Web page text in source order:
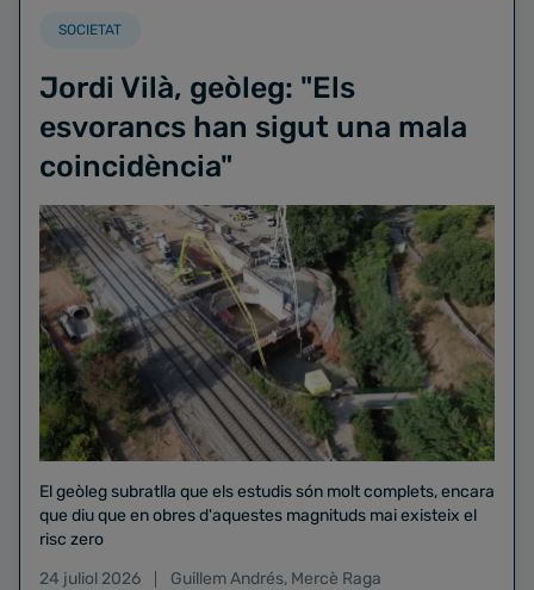
SOCIETAT
Jordi Vilà, geòleg: "Els
esvorancs han sigut una mala
coincidència"
El geòleg subratlla que els estudis són molt complets, encara
que diu que en obres d'aquestes magnituds mai existeix el
risc zero
24 juliol 2026
Guillem Andrés, Mercè Raga